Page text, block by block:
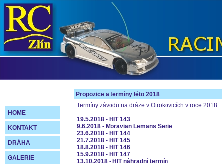
HOME
KONTAKT
DRÁHA
GALERIE
Propozice a termíny léto 2018
Termíny závodů na dráze v Otrokovicích v roce 2018:
19.5.2018 - HIT 143
9.6.2018 - Moravian Lemans Serie
23.6.2018 - HIT 144
21.7.2018 - HIT 145
18.8.2018 - HIT 146
15.9.2018 - HIT 147
13.10.2018 - HIT náhradní termín